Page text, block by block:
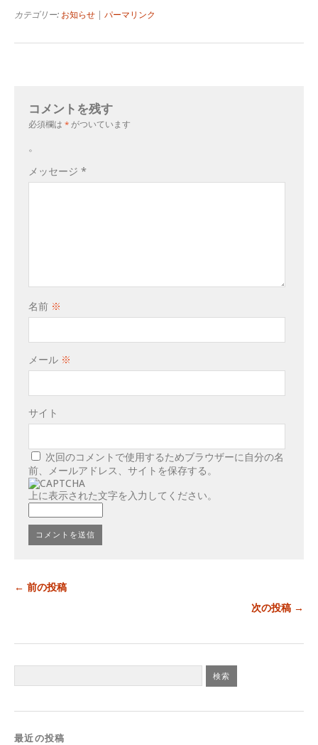
カテゴリー: お知らせ パーマリンク
コメントを残す
必須欄は * がついています
。
メッセージ *
名前 ※
メール ※
サイト
次回のコメントで使用するためブラウザーに自分の名
前、メールアドレス、サイトを保存する。
上に表示された文字を入力してください。
← 前の投稿
次の投稿 →
最近の投稿